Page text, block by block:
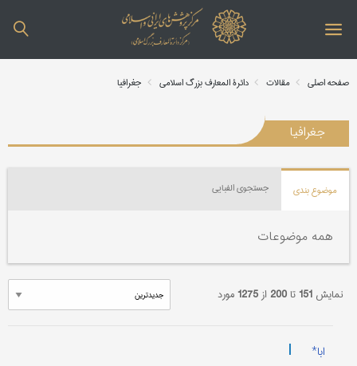
صفحه اصلی مقالات دائرة المعارف بزرگ اسلامی جغرافیا
جغرافیا
موضوع بندی جستجوی الفبایی
همه موضوعات
نمایش 151تا200 از1275مورد
ابا* |